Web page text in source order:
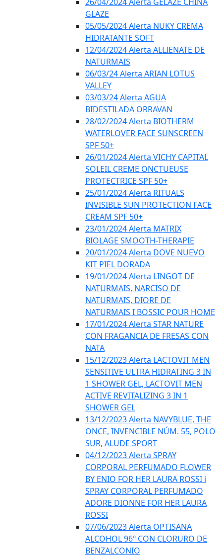
GLAZE
05/05/2024 Alerta NUKY CREMA
HIDRATANTE SOFT
12/04/2024 Alerta ALLIENATE DE
NATURMAIS
06/03/24 Alerta ARIAN LOTUS
VALLEY
03/03/24 Alerta AGUA
BIDESTILADA ORRAVAN
28/02/2024 Alerta BIOTHERM
WATERLOVER FACE SUNSCREEN
SPF 50+
26/01/2024 Alerta VICHY CAPITAL
SOLEIL CREME ONCTUEUSE
PROTECTRICE SPF 50+
25/01/2024 Alerta RITUALS
INVISIBLE SUN PROTECTION FACE
CREAM SPF 50+
23/01/2024 Alerta MATRIX
BIOLAGE SMOOTH-THERAPIE
20/01/2024 Alerta DOVE NUEVO
KIT PIEL DORADA
19/01/2024 Alerta LINGOT DE
NATURMAIS, NARCISO DE
NATURMAIS, DIORE DE
NATURMAIS I BOSSIC POUR HOME
17/01/2024 Alerta STAR NATURE
CON FRAGANCIA DE FRESAS CON
NATA
15/12/2023 Alerta LACTOVIT MEN
SENSITIVE ULTRA HIDRATING 3 IN
1 SHOWER GEL, LACTOVIT MEN
ACTIVE REVITALIZING 3 IN 1
SHOWER GEL
13/12/2023 Alerta NAVYBLUE, THE
ONCE, INVENCIBLE NÚM. 55, POLO
SUR, ALUDE SPORT
04/12/2023 Alerta SPRAY
CORPORAL PERFUMADO FLOWER
BY ENIO FOR HER LAURA ROSSI i
SPRAY CORPORAL PERFUMADO
ADORE DIONNE FOR HER LAURA
ROSSI
07/06/2023 Alerta OPTISANA
ALCOHOL 96º CON CLORURO DE
BENZALCONIO